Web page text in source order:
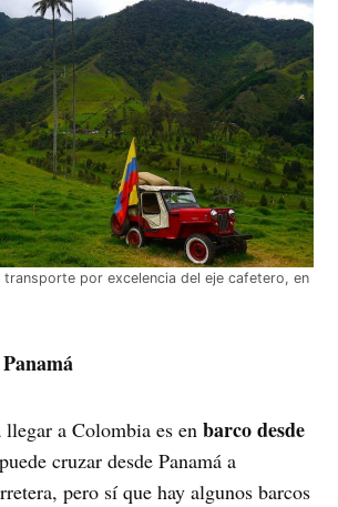
transporte por excelencia del eje cafetero, en
llegar a Colombia es enbarco desde
cruzar desde Panamá a
pero sí que hay algunos barcos